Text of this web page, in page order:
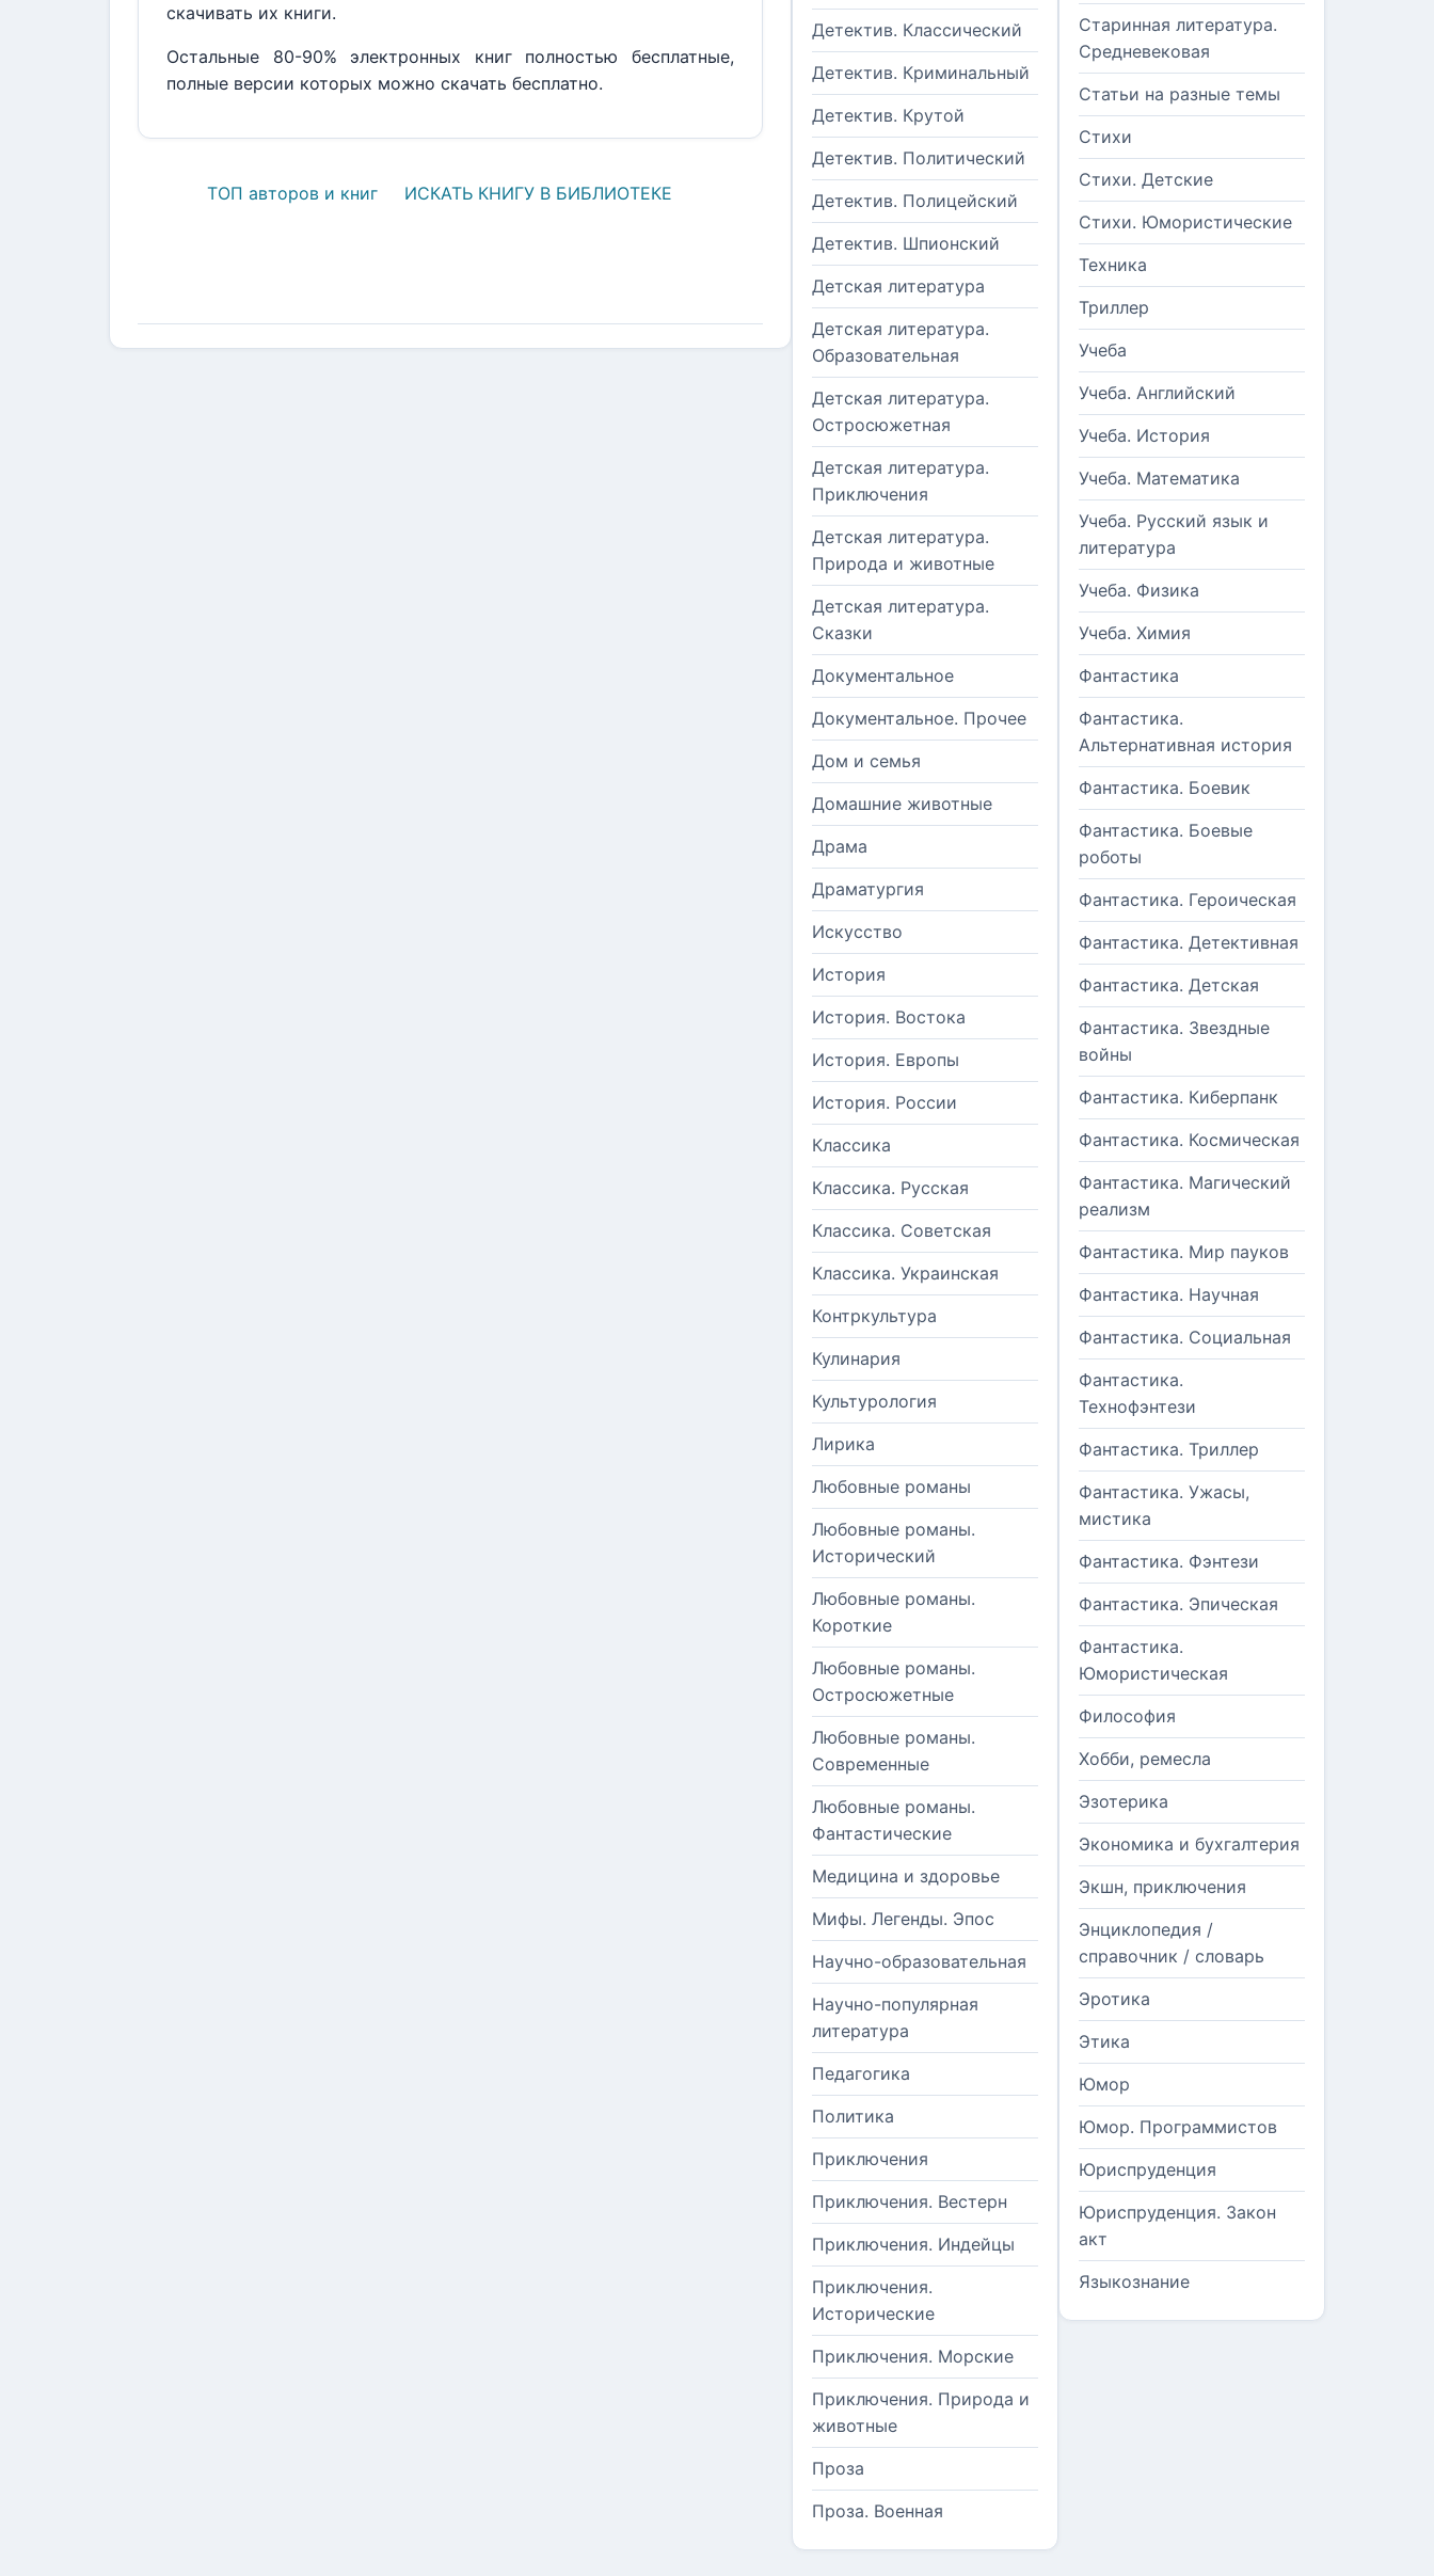
скачивать их книги.
Остальные 80-90% электронных книг полностью бесплатные,
полные версии которых можно скачать бесплатно.
ТОП авторов и книг ИСКАТЬ КНИГУ В БИБЛИОТЕКЕ
Детектив. Классический
Детектив. Криминальный
Детектив. Крутой
Детектив. Политический
Детектив. Полицейский
Детектив. Шпионский
Детская литература
Детская литература.
Образовательная
Детская литература.
Остросюжетная
Детская литература.
Приключения
Детская литература.
Природа и животные
Детская литература.
Сказки
Документальное
Документальное. Прочее
Дом и семья
Домашние животные
Драма
Драматургия
Искусство
История
История. Востока
История. Европы
История. России
Классика
Классика. Русская
Классика. Советская
Классика. Украинская
Контркультура
Кулинария
Культурология
Лирика
Любовные романы
Любовные романы.
Исторический
Любовные романы.
Короткие
Любовные романы.
Остросюжетные
Любовные романы.
Современные
Любовные романы.
Фантастические
Медицина и здоровье
Мифы. Легенды. Эпос
Научно-образовательная
Научно-популярная
литература
Педагогика
Политика
Приключения
Приключения. Вестерн
Приключения. Индейцы
Приключения.
Исторические
Приключения. Морские
Приключения. Природа и
животные
Проза
Проза. Военная
Старинная литература.
Средневековая
Статьи на разные темы
Стихи
Стихи. Детские
Стихи. Юмористические
Техника
Триллер
Учеба
Учеба. Английский
Учеба. История
Учеба. Математика
Учеба. Русский язык и
литература
Учеба. Физика
Учеба. Химия
Фантастика
Фантастика.
Альтернативная история
Фантастика. Боевик
Фантастика. Боевые
роботы
Фантастика. Героическая
Фантастика. Детективная
Фантастика. Детская
Фантастика. Звездные
войны
Фантастика. Киберпанк
Фантастика. Космическая
Фантастика. Магический
реализм
Фантастика. Мир пауков
Фантастика. Научная
Фантастика. Социальная
Фантастика.
Технофэнтези
Фантастика. Триллер
Фантастика. Ужасы,
мистика
Фантастика. Фэнтези
Фантастика. Эпическая
Фантастика.
Юмористическая
Философия
Хобби, ремесла
Эзотерика
Экономика и бухгалтерия
Экшн, приключения
Энциклопедия /
справочник / словарь
Эротика
Этика
Юмор
Юмор. Программистов
Юриспруденция
Юриспруденция. Закон
акт
Языкознание